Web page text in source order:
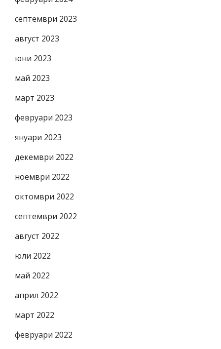
септември 2023
август 2023
юни 2023
май 2023
март 2023
февруари 2023
януари 2023
декември 2022
ноември 2022
октомври 2022
септември 2022
август 2022
юли 2022
май 2022
април 2022
март 2022
февруари 2022